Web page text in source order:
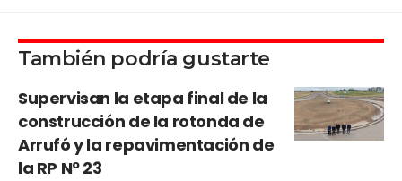
También podría gustarte
Supervisan la etapa final de la
construcción de la rotonda de
Arrufó y la repavimentación de
la RP Nº 23